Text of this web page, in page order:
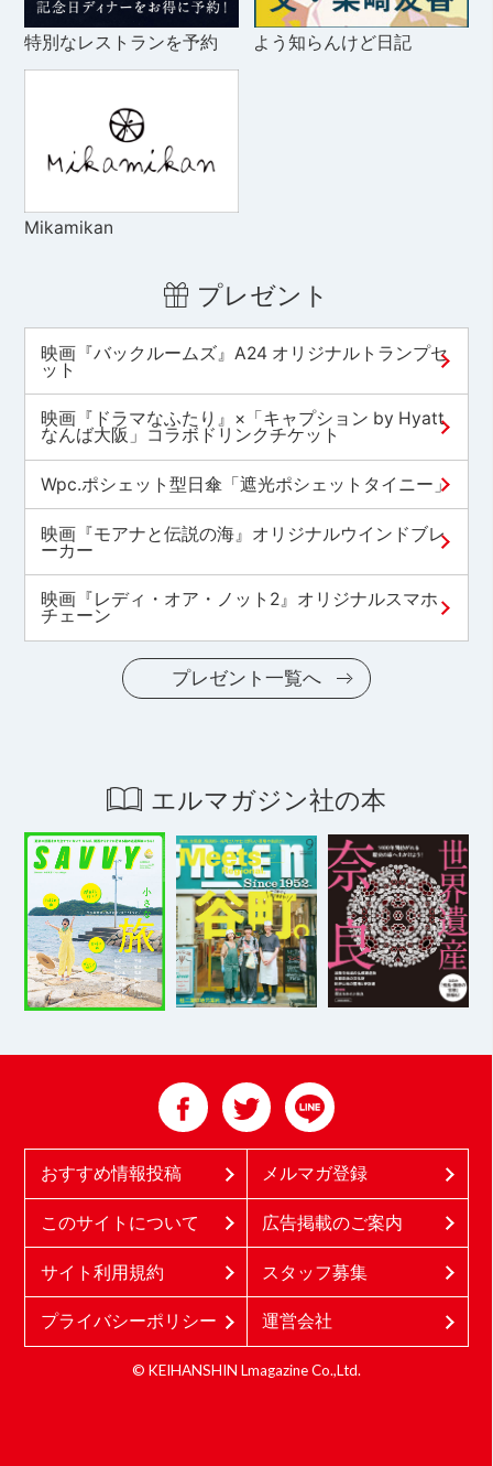
特別なレストランを予約 よう知らんけど日記
Mikamikan
プレゼント
映画『バックルームズ』A24 オリジナルトランプセ
ット
映画『ドラマなふたり』×「キャプション by Hyatt
なんば大阪」コラボドリンクチケット
Wpc.ポシェット型日傘「遮光ポシェットタイニー」
映画『モアナと伝説の海』オリジナルウインドブレ
ーカー
映画『レディ・オア・ノット2』オリジナルスマホ
チェーン
プレゼント一覧へ
エルマガジン社の本
おすすめ情報投稿 メルマガ登録
このサイトについて 広告掲載のご案内
サイト利用規約 スタッフ募集
プライバシーポリシー 運営会社
© KEIHANSHIN Lmagazine Co.,Ltd.